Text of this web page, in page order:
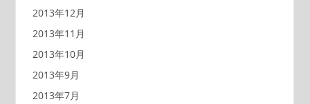
2013年12月
2013年11月
2013年10月
2013年9月
2013年7月